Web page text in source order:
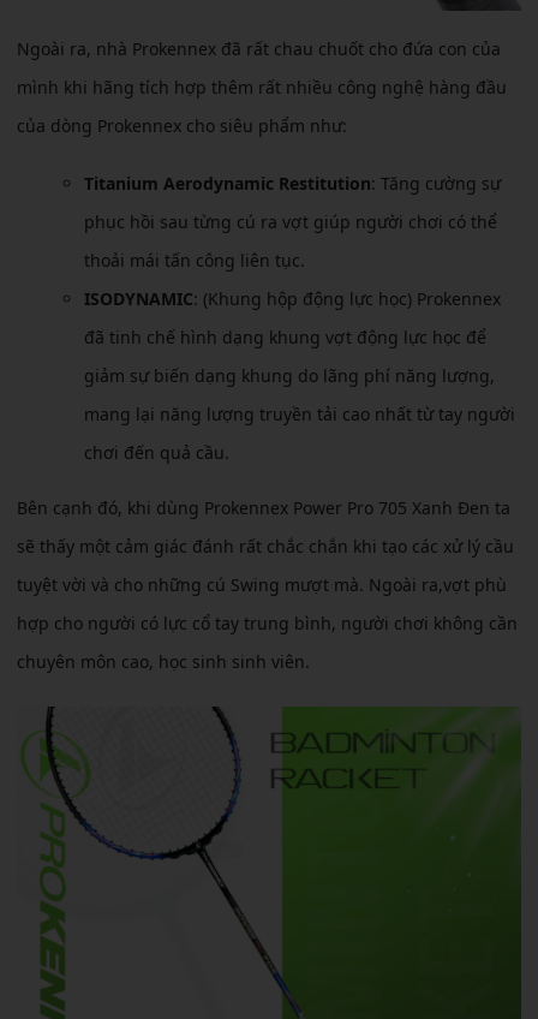
Ngoài ra, nhà Prokennex đã rất chau chuốt cho đứa con của
mình khi hãng tích hợp thêm rất nhiều công nghệ hàng đầu
của dòng Prokennex cho siêu phẩm như:
Titanium Aerodynamic Restitution: Tăng cường sự
phục hồi sau từng cú ra vợt giúp người chơi có thể
thoải mái tấn công liên tục.
ISODYNAMIC: (Khung hộp động lực học) Prokennex
đã tinh chế hình dạng khung vợt động lực học để
giảm sự biến dạng khung do lãng phí năng lượng,
mang lại năng lượng truyền tải cao nhất từ tay người
chơi đến quả cầu.
Bên cạnh đó, khi dùng Prokennex Power Pro 705 Xanh Đen ta
sẽ thấy một cảm giác đánh rất chắc chắn khi tạo các xử lý cầu
tuyệt vời và cho những cú Swing mượt mà. Ngoài ra,vợt phù
hợp cho người có lực cổ tay trung bình, người chơi không cần
chuyên môn cao, học sinh sinh viên.